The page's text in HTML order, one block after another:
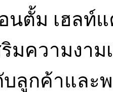
นตั้ม เฮลท์
มความงาม
ลูกค้าและพ